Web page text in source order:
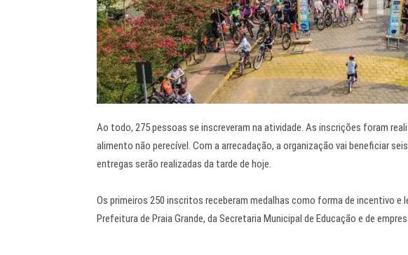
Ao todo, 275 pessoas se inscreveram na atividade. As inscrições foram
alimento não perecível. Com a arrecadação, a organização vai beneficiar
entregas serão realizadas da tarde de hoje.
Os primeiros 250 inscritos receberam medalhas como forma de incentivo e
Prefeitura de Praia Grande, da Secretaria Municipal de Educação e de